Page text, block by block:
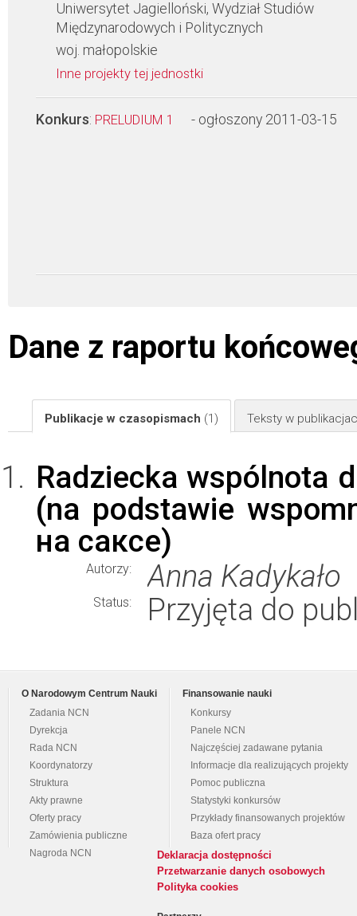
Uniwersytet Jagielloński, Wydział Studiów
Międzynarodowych i Politycznych
woj. małopolskie
Inne projekty tej jednostki
Konkurs: PRELUDIUM 1 - ogłoszony 2011-03-15
Dane z raportu
Publikacje w czasopismach (1) Teksty w
Radziecka wspólnota
(na podstawie
на саксе)
Autorzy: Anna Kadykało
Status: Przyjęta do
O Narodowym Centrum Nauki
Zadania NCN
Dyrekcja
Rada NCN
Koordynatorzy
Struktura
Akty prawne
Oferty pracy
Zamówienia publiczne
Nagroda NCN
Finansowanie nauki
Konkursy
Panele NCN
Najczęściej zadawane pytania
Informacje dla realizujących projekty
Pomoc publiczna
Statystyki konkursów
Przykłady finansowanych projektów
Baza ofert pracy
Deklaracja dostępności
Przetwarzanie danych osobowych
Polityka cookies